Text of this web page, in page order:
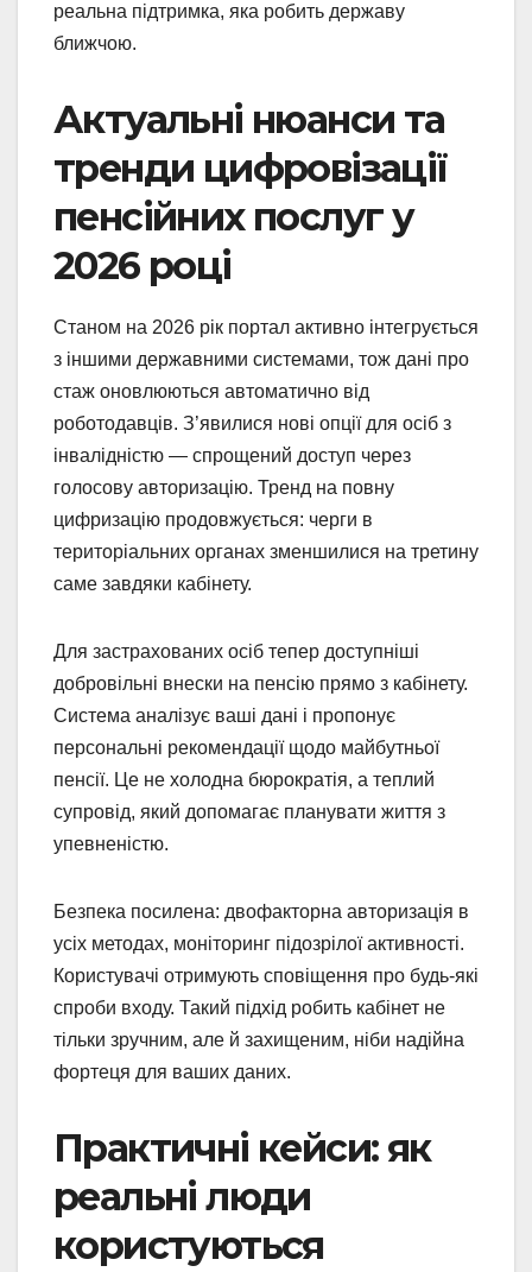
реальна підтримка, яка робить державу
ближчою.
Актуальні нюанси та
тренди цифровізації
пенсійних послуг у
2026 році
Станом на 2026 рік портал активно інтегрується
з іншими державними системами, тож дані про
стаж оновлюються автоматично від
роботодавців. З’явилися нові опції для осіб з
інвалідністю — спрощений доступ через
голосову авторизацію. Тренд на повну
цифризацію продовжується: черги в
територіальних органах зменшилися на третину
саме завдяки кабінету.
Для застрахованих осіб тепер доступніші
добровільні внески на пенсію прямо з кабінету.
Система аналізує ваші дані і пропонує
персональні рекомендації щодо майбутньої
пенсії. Це не холодна бюрократія, а теплий
супровід, який допомагає планувати життя з
упевненістю.
Безпека посилена: двофакторна авторизація в
усіх методах, моніторинг підозрілої активності.
Користувачі отримують сповіщення про будь-які
спроби входу. Такий підхід робить кабінет не
тільки зручним, але й захищеним, ніби надійна
фортеця для ваших даних.
Практичні кейси: як
реальні люди
користуються